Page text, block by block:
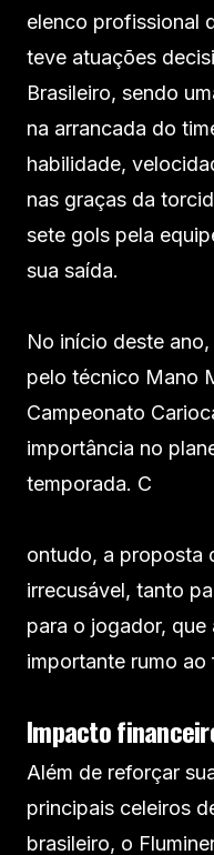
elenco profissional
teve atuações
Brasileiro, sendo
na arrancada do
habilidade,
nas graças da
sete gols pela
sua saída.
No início deste
pelo técnico Mano
Campeonato
importância no
temporada. C
ontudo, a proposta
irrecusável, tanto
para o jogador, que
importante rumo
Impacto
Além de reforçar
principais celeiros
brasileiro, o